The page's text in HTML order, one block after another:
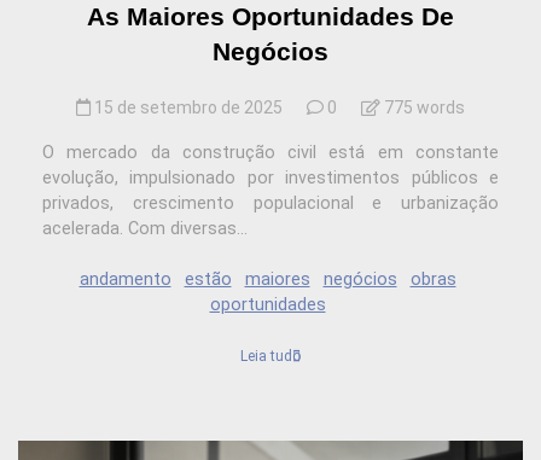
As Maiores Oportunidades De
Negócios
15 de setembro de 2025 0 775 words
O mercado da construção civil está em constante
evolução, impulsionado por investimentos públicos e
privados, crescimento populacional e urbanização
acelerada. Com diversas...
andamento estão maiores negócios
obras
oportunidades
Leia tudo